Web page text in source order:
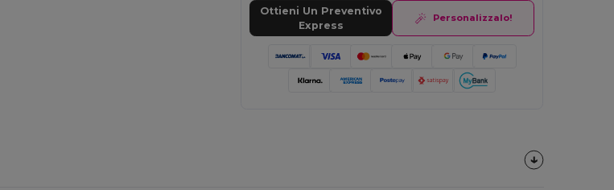
Ottieni Un Preventivo
Express
Personalizzalo!